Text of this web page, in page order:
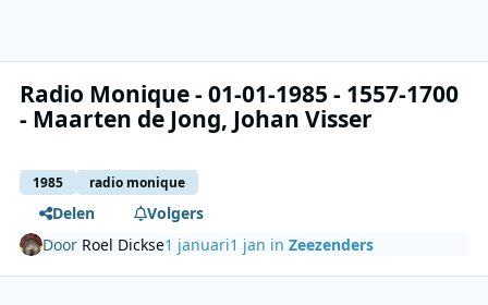
Radio Monique - 01-01-1985 - 1557-1700
- Maarten de Jong, Johan Visser
1985 radio monique
Delen
Volgers
Door Roel Dickse1 januari1 jan inZeezenders